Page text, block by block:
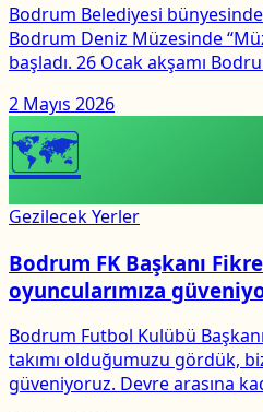
Bodrum Belediyesi
Bodrum Deniz Müzesinde
başladı. 26 Ocak akşamı
2 Mayıs 2026
🗺
Gezilecek Yerler
Bodrum FK Başkanı
oyuncularımıza
Bodrum Futbol Kulübü
takımı olduğumuzu gördük,
güveniyoruz. Devre arasına